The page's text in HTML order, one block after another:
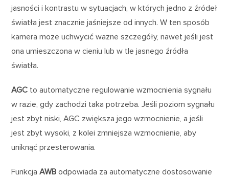
jasności i kontrastu w sytuacjach, w których jedno z źródeł
światła jest znacznie jaśniejsze od innych. W ten sposób
kamera może uchwycić ważne szczegóły, nawet jeśli jest
ona umieszczona w cieniu lub w tle jasnego źródła
światła.
AGC to automatyczne regulowanie wzmocnienia sygnału
w razie, gdy zachodzi taka potrzeba. Jeśli poziom sygnału
jest zbyt niski, AGC zwiększa jego wzmocnienie, a jeśli
jest zbyt wysoki, z kolei zmniejsza wzmocnienie, aby
uniknąć przesterowania.
FunkcjaAWB odpowiada za automatyczne dostosowanie